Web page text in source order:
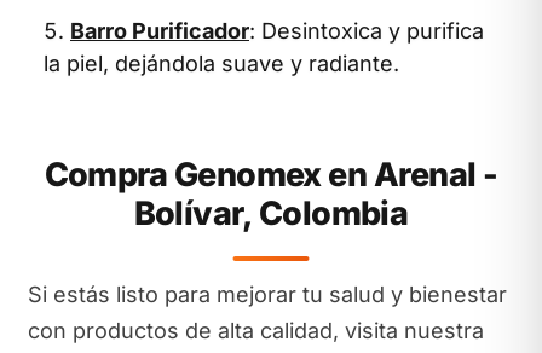
Barro Purificador: Desintoxica y purifica
la piel, dejándola suave y radiante.
Compra Genomex en Arenal -
Bolívar, Colombia
Si estás listo para mejorar tu salud y bienestar
con productos de alta calidad, visita nuestra